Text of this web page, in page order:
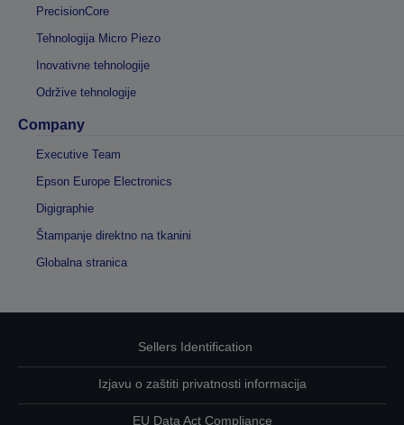
PrecisionCore
Tehnologija Micro Piezo
Inovativne tehnologije
Održive tehnologije
Company
Executive Team
Epson Europe Electronics
Digigraphie
Štampanje direktno na tkanini
Globalna stranica
Sellers Identification
Izjavu o zaštiti privatnosti informacija
EU Data Act Compliance